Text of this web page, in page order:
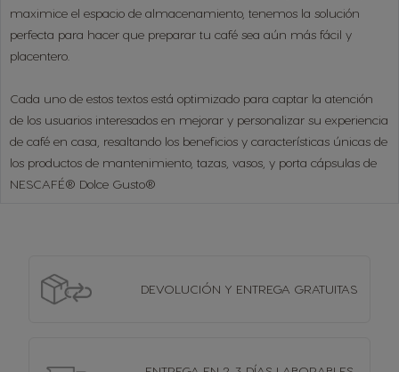
maximice el espacio de almacenamiento, tenemos la solución
perfecta para hacer que preparar tu café sea aún más fácil y
placentero.
Cada uno de estos textos está optimizado para captar la atención
de los usuarios interesados en mejorar y personalizar su experiencia
de café en casa, resaltando los beneficios y características únicas de
los productos de mantenimiento, tazas, vasos, y porta cápsulas de
NESCAFÉ® Dolce Gusto®
DEVOLUCIÓN Y ENTREGA GRATUITAS